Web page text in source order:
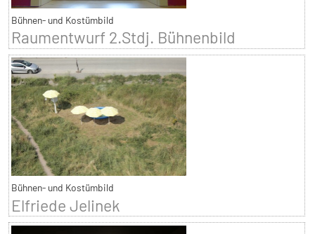
Bühnen- und Kostümbild
Raumentwurf 2.Stdj. Bühnenbild
Bühnen- und Kostümbild
Elfriede Jelinek